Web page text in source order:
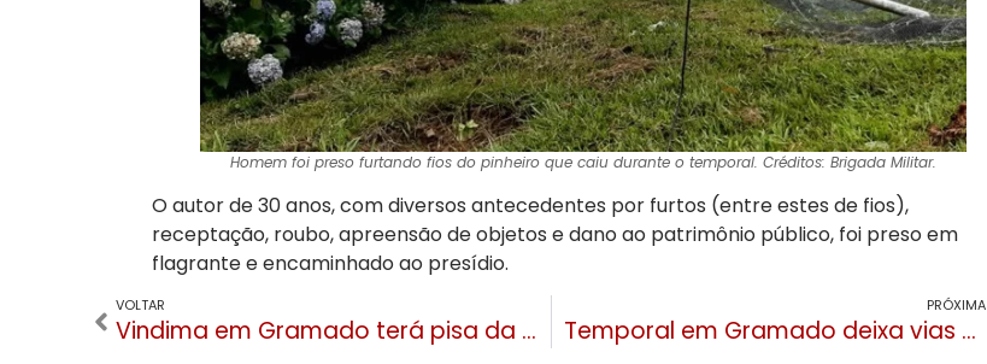
Homem foi preso furtando fios do pinheiro que caiu durante o temporal. Créditos: Brigada Militar.
O autor de 30 anos, com diversos antecedentes por furtos (entre estes de fios),
receptação, roubo, apreensão de objetos e dano ao patrimônio público, foi preso em
flagrante e encaminhado ao presídio.
VOLTAR
Vindima em Gramado terá pisa da uva como atração gratuita aos sábados
PRÓXIMA
Temporal em Gramado deixa vias bloqueadas, casas destelhadas e tem queda de árvores e postes